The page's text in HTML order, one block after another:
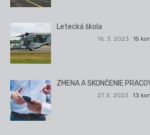
Letecká škola
16. 3. 2023 15
ZMENA A SKONČENIE
27. 5. 2023 13